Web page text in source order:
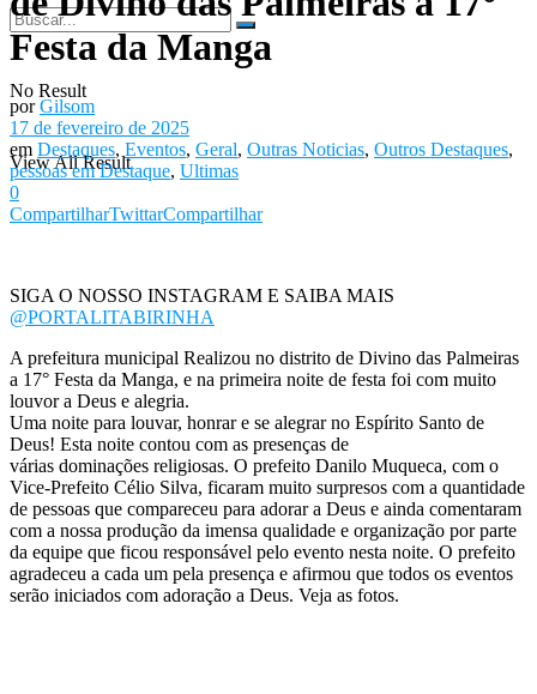
No Result
View All Result
Festa da Manga
por Gilsom
17 de fevereiro de 2025
em Destaques, Eventos, Geral, Outras Noticias, Outros Destaques,
pessoas em Destaque, Ultimas
0
CompartilharTwittarCompartilhar
SIGA O NOSSO INSTAGRAM E SAIBA MAIS
@PORTALITABIRINHA
A prefeitura municipal Realizou no distrito de Divino das Palmeiras
a 17° Festa da Manga, e na primeira noite de festa foi com muito
louvor a Deus e alegria.
Uma noite para louvar, honrar e se alegrar no Espírito Santo de
Deus! Esta noite contou com as presenças de
várias dominações religiosas. O prefeito Danilo Muqueca, com o
Vice-Prefeito Célio Silva, ficaram muito surpresos com a quantidade
de pessoas que compareceu para adorar a Deus e ainda comentaram
com a nossa produção da imensa qualidade e organização por parte
da equipe que ficou responsável pelo evento nesta noite. O prefeito
agradeceu a cada um pela presença e afirmou que todos os eventos
serão iniciados com adoração a Deus. Veja as fotos.